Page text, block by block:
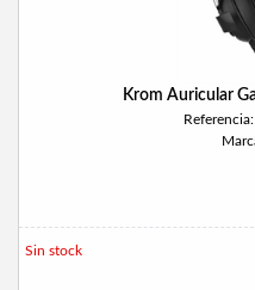
Krom Auricular
Sin stock